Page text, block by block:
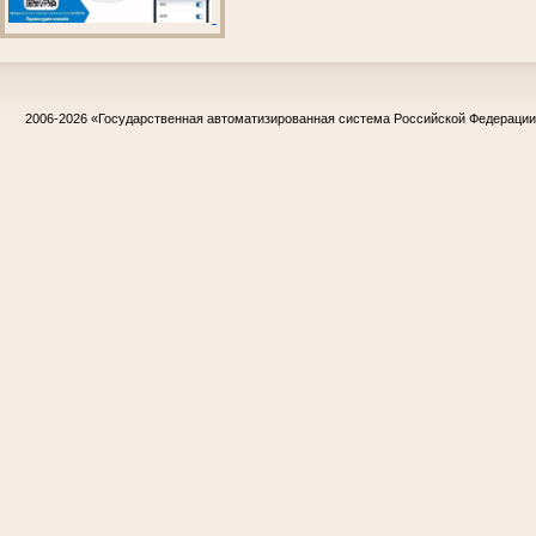
2006-2026 «Государственная автоматизированная система Российской